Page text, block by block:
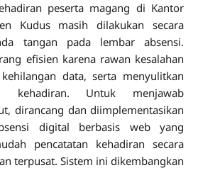
peserta magang di Kantor
Kudus masih dilakukan secara
tangan pada lembar absensi.
efisien karena rawan kesalahan
data, serta menyulitkan
kehadiran. Untuk menjawab
dirancang dan diimplementasikan
digital berbasis web yang
pencatatan kehadiran secara
terpusat. Sistem ini dikembangkan